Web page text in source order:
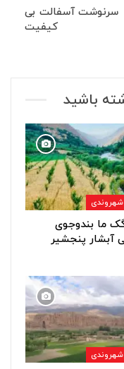
سرنوشت آسفالت بی
کیفیت
باشید
ما بندوجوی
آبشار پنجشیر